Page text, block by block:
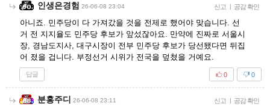
인생은경험 26-06-08 23:04 신고 공감 확인
아니죠. 민주당이 다 가져갔을 것을 전제로 했어야 맞습니다. 선
거 전 지지율도 민주당 후보가 앞섰잖아요. 만약에 진짜로 서울시
장, 경남도지사, 대구시장이 전부 민주당 후보가 당선됐다면 뒤집
어 졌을 겁니다. 부정선거 시위가 전국을 덮쳤을 거예요.
답글 0
0
분홍주디 26-06-08 23:11 신고 공감 확인